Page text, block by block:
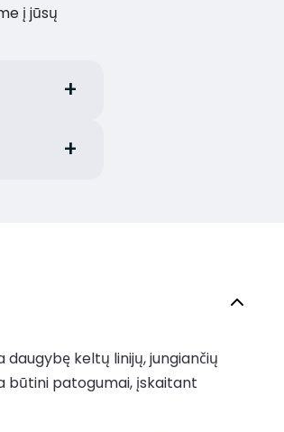
į jūsų
keltų linijų, jungiančių
būtini patogumai, įskaitant